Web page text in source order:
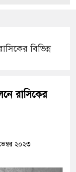
বিভিন্ন
রাসিকের
২০২৩